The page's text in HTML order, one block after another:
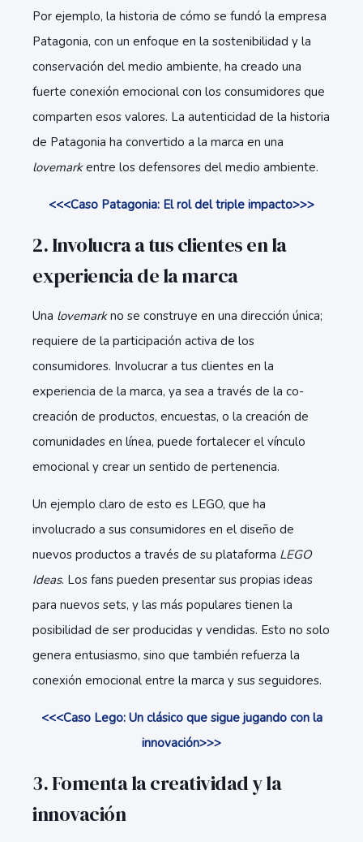
Por ejemplo, la historia de cómo se fundó la empresa
Patagonia, con un enfoque en la sostenibilidad y la
conservación del medio ambiente, ha creado una
fuerte conexión emocional con los consumidores que
comparten esos valores. La autenticidad de la historia
de Patagonia ha convertido a la marca en una
lovemarkentre los defensores del medio ambiente.
<<<Caso Patagonia: El rol del triple impacto>>>
2. Involucra a tus clientes en la
experiencia de la marca
Una lovemarkno se construye en una dirección única;
requiere de la participación activa de los
consumidores. Involucrar a tus clientes en la
experiencia de la marca, ya sea a través de la co-
creación de productos, encuestas, o la creación de
comunidades en línea, puede fortalecer el vínculo
emocional y crear un sentido de pertenencia.
Un ejemplo claro de esto es LEGO, que ha
involucrado a sus consumidores en el diseño de
nuevos productos a través de su plataforma LEGO
Ideas. Los fans pueden presentar sus propias ideas
para nuevos sets, y las más populares tienen la
posibilidad de ser producidas y vendidas. Esto no solo
genera entusiasmo, sino que también refuerza la
conexión emocional entre la marca y sus seguidores.
<<<Caso Lego: Un clásico que sigue jugando con la
innovación>>>
3. Fomenta la creatividad y la
innovación